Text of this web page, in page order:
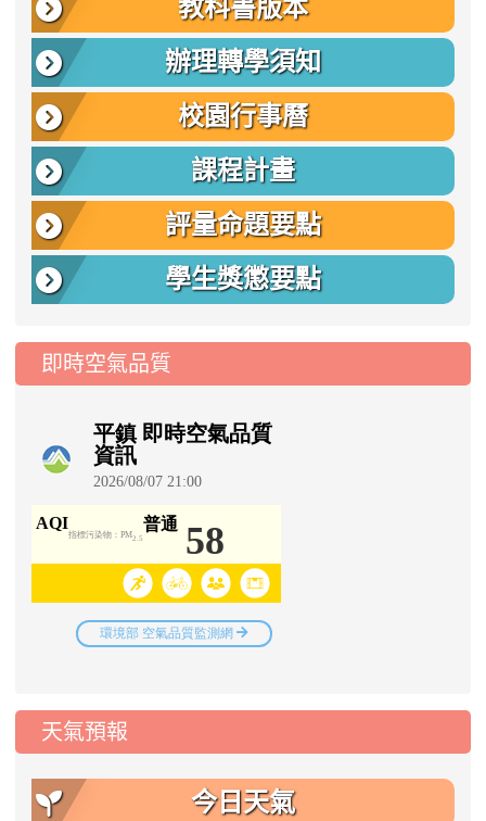
教科書版本
辦理轉學須知
校園行事曆
課程計畫
評量命題要點
學生獎懲要點
即時空氣品質
天氣預報
今日天氣